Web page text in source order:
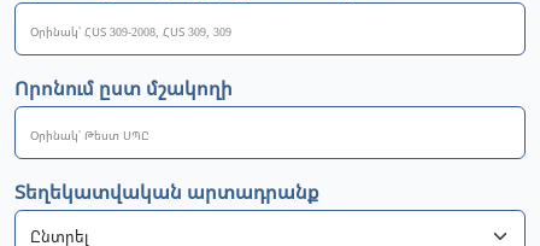
Որոնում ըստ մշակողի
Տեղեկատվական արտադրանք